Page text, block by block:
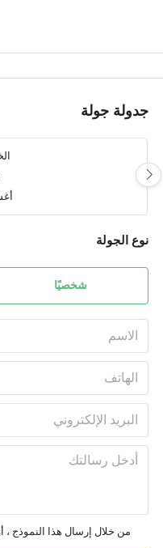
جدولة جولة
نوع الجولة
شخصيًا
من خلال إرسال هذا النموذج ،